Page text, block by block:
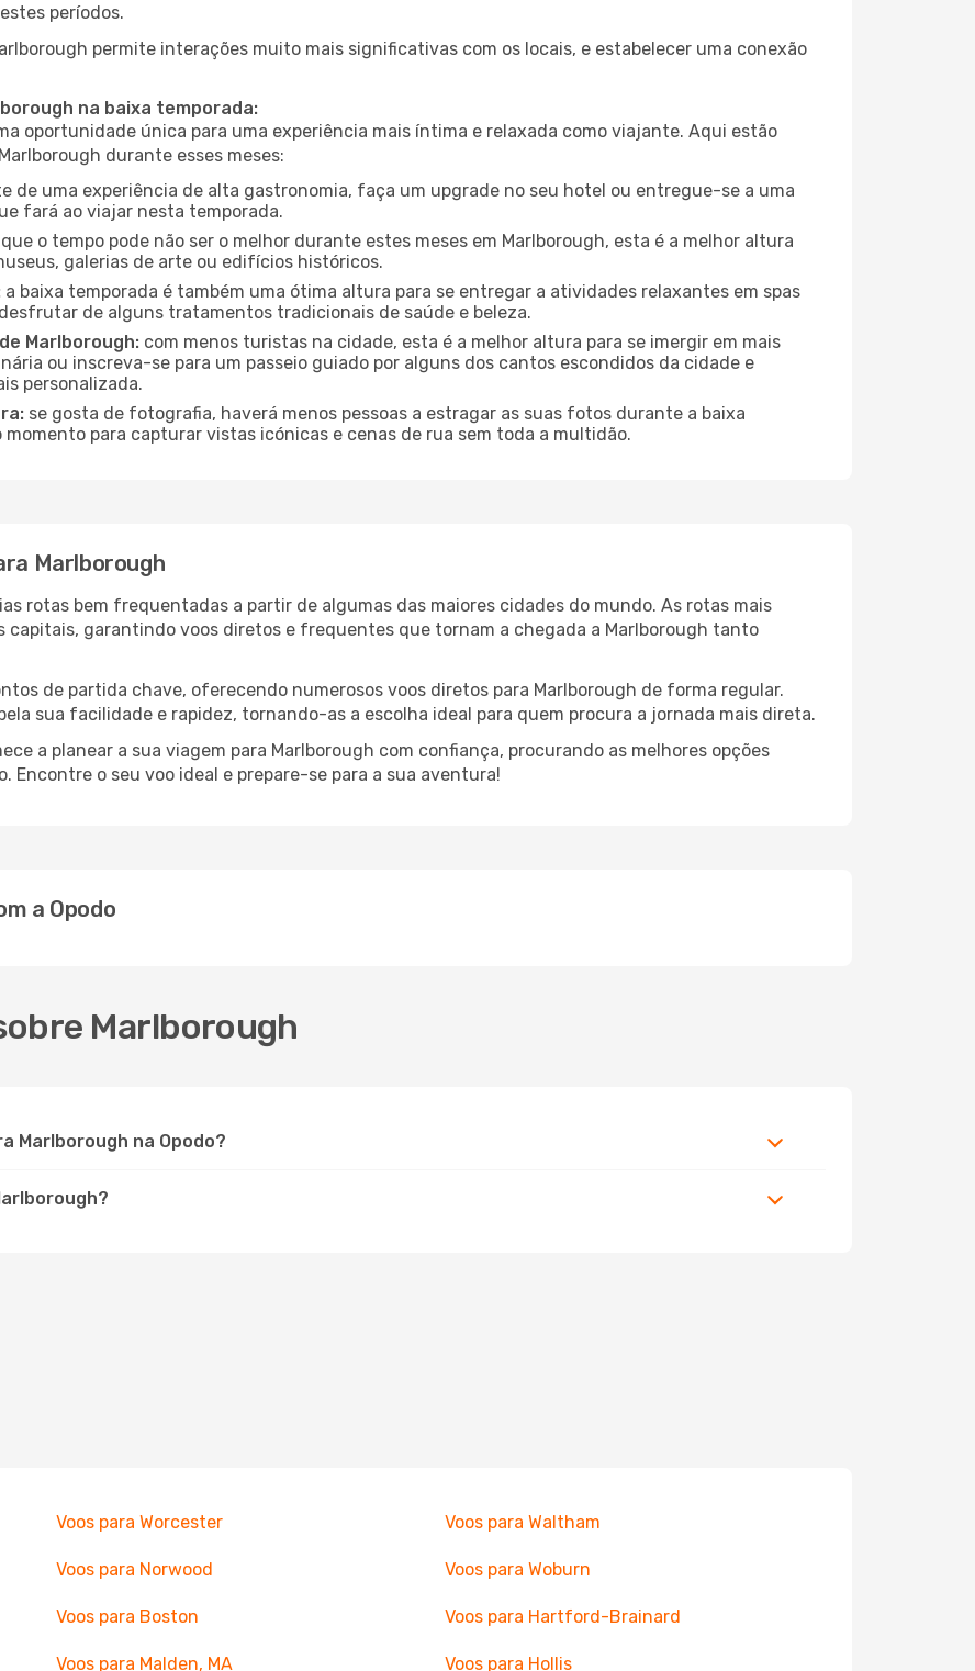
períodos.
permite interações muito mais significativas com os locais, e estabelecer uma conexão
na baixa temporada:
oportunidade única para uma experiência mais íntima e relaxada como viajante. Aqui estão
durante esses meses:
de uma experiência de alta gastronomia, faça um upgrade no seu hotel ou entregue-se a uma
fará ao viajar nesta temporada.
o tempo pode não ser o melhor durante estes meses em Marlborough, esta é a melhor altura
galerias de arte ou edifícios históricos.
a baixa temporada é também uma ótima altura para se entregar a atividades relaxantes em spas
de alguns tratamentos tradicionais de saúde e beleza.
Marlborough: com menos turistas na cidade, esta é a melhor altura para se imergir em mais
ou inscreva-se para um passeio guiado por alguns dos cantos escondidos da cidade e
personalizada.
se gosta de fotografia, haverá menos pessoas a estragar as suas fotos durante a baixa
para capturar vistas icónicas e cenas de rua sem toda a multidão.
Marlborough
rotas bem frequentadas a partir de algumas das maiores cidades do mundo. As rotas mais
capitais, garantindo voos diretos e frequentes que tornam a chegada a Marlborough tanto
de partida chave, oferecendo numerosos voos diretos para Marlborough de forma regular.
sua facilidade e rapidez, tornando-as a escolha ideal para quem procura a jornada mais direta.
a planear a sua viagem para Marlborough com confiança, procurando as melhores opções
Encontre o seu voo ideal e prepare-se para a sua aventura!
a Opodo
Marlborough
Marlborough na Opodo?
Voos para Worcester Voos para Waltham
Voos para Norwood Voos para Woburn
Voos para Boston Voos para Hartford-Brainard
Voos para Malden, MA Voos para Hollis